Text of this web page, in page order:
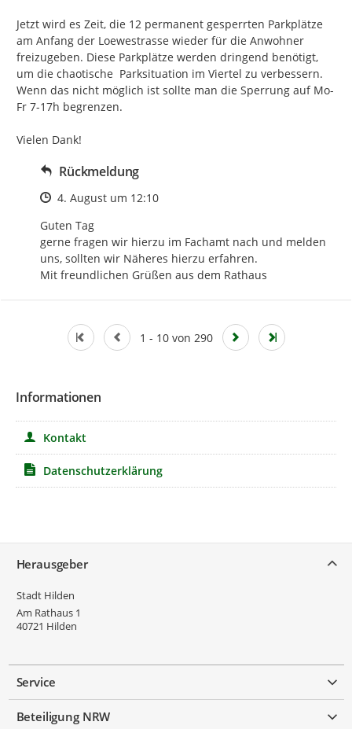
Jetzt wird es Zeit, die 12 permanent gesperrten Parkplätze
am Anfang der Loewestrasse wieder für die Anwohner
freizugeben. Diese Parkplätze werden dringend benötigt,
um die chaotische  Parksituation im Viertel zu verbessern.
Wenn das nicht möglich ist sollte man die Sperrung auf Mo-
Fr 7-17h begrenzen.
Vielen Dank!
Rückmeldung
Zeitpunkt des Erstellens
4. August um 12:10
Guten Tag
gerne fragen wir hierzu im Fachamt nach und melden
uns, sollten wir Näheres hierzu erfahren.
Mit freundlichen Grüßen aus dem Rathaus
1 - 10 von 290
Informationen
Kontakt
Datenschutzerklärung
Herausgeber
Stadt Hilden
Am Rathaus 1
40721 Hilden
Service
Beteiligung NRW